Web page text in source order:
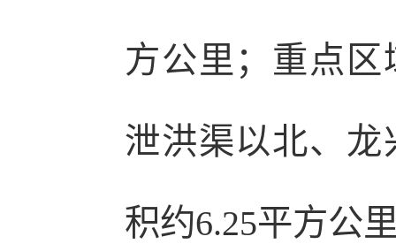
方公里；重点
泄洪渠以北、
积约6.25平方公